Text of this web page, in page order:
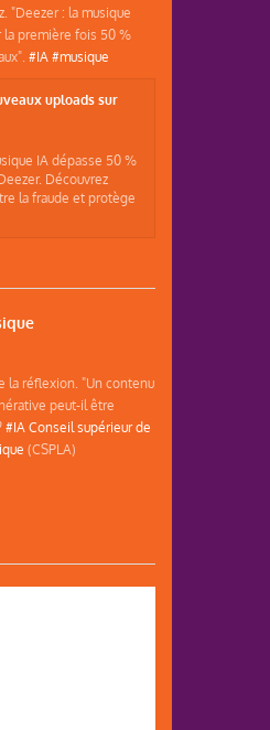
"Deezer : la musique
la première fois 50 %
#IA #musique
uploads sur
IA dépasse 50 %
Découvrez
la fraude et protège
la réflexion. "Un contenu
peut-il être
#IA Conseil supérieur de
(CSPLA)